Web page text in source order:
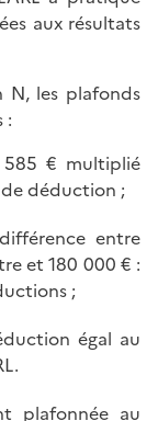
aux résultats
N, les plafonds
:
585 € multiplié
déduction ;
entre
et 180 000 € :
;
égal au
plafonnée au